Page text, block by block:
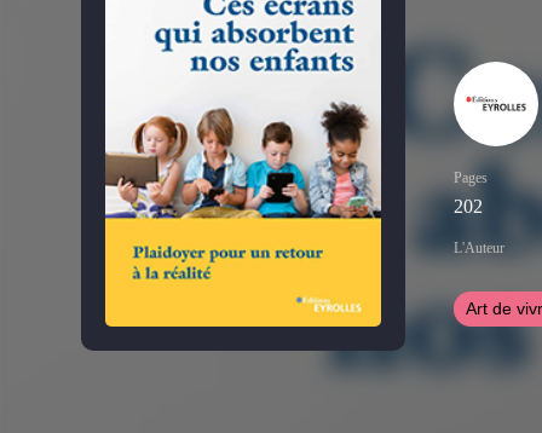
Pages
202
L'Auteur
Art de